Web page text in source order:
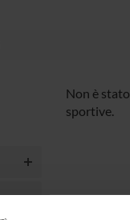
Non è
sportive.